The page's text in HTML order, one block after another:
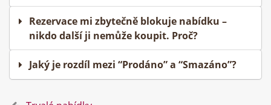
Rezervace mi zbytečně blokuje nabídku –
nikdo další ji nemůže koupit. Proč?
Jaký je rozdíl mezi “Prodáno” a “Smazáno”?